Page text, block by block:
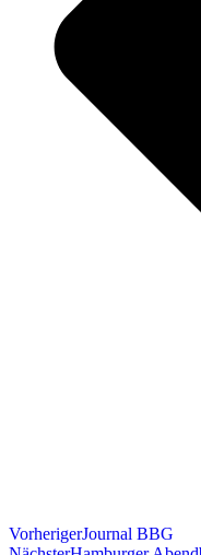
VorherigerJournal BBG